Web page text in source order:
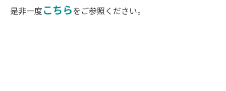
是非一度こちらをご参照ください。